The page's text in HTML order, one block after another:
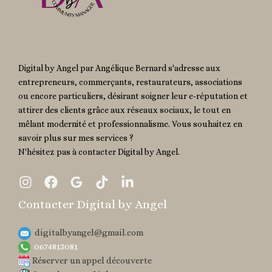
Digital by Angel par Angélique Bernard s'adresse aux
entrepreneurs, commerçants, restaurateurs, associations
ou encore particuliers, désirant soigner leur e-réputation et
attirer des clients grâce aux réseaux sociaux, le tout en
mêlant modernité et professionnalisme. Vous souhaitez en
savoir plus sur mes services ?
N'hésitez pas à contacter Digital by Angel.
Contacter Digital by Angel
digitalbyangel@gmail.com​
0674813081
Réserver un appel découverte